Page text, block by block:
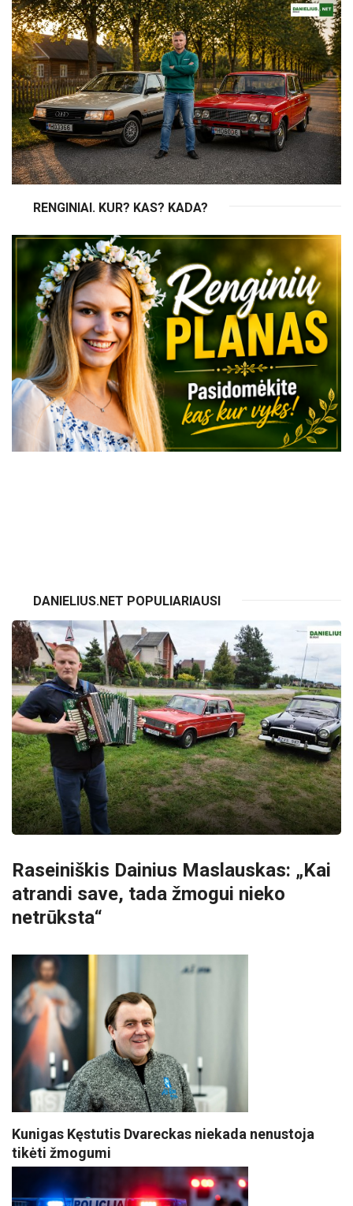
RENGINIAI. KUR? KAS? KADA?
DANIELIUS.NET POPULIARIAUSI
Raseiniškis Dainius Maslauskas: „Kai
atrandi save, tada žmogui nieko
netrūksta“
Kunigas Kęstutis Dvareckas niekada nenustoja
tikėti žmogumi